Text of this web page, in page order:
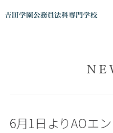
6月1日よりAOエ